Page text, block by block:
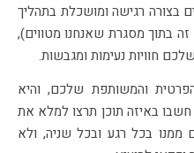
בצורה רגישה ומושכלת בתהליך
בתוך מסגרת שאנחנו מטווים),
חוויות נעימות ומגבשות.
והמשותפת שלכם, והיא
באיזה תוכן תרצו למלא את
בכל רגע ובכל שניה, ולא